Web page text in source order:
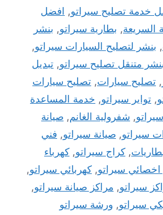
خدمة تصليح سيراتو, افضل
السريعة, بطارية سيراتو, بنشر
, بنشر لتصليح السيارات سيراتو,
متنقل تصليح سيراتو, تبديل
, تصليح سيارات, تصليح سيارات
, تواير سيراتو, خدمة المساعدة
, شفرولية الغانم, صيانة
سيراتو, صيانة سيراتو, فني
, كراج سيراتو, كهرباء
اخصائي سيراتو, كهربائي سيراتو,
سيراتو, مراكز صيانة سيراتو,
سيراتو, ورشة سيراتو